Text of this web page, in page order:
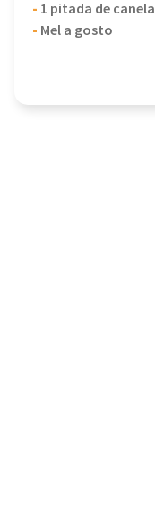
- 1 pitada de canela
- Mel a gosto